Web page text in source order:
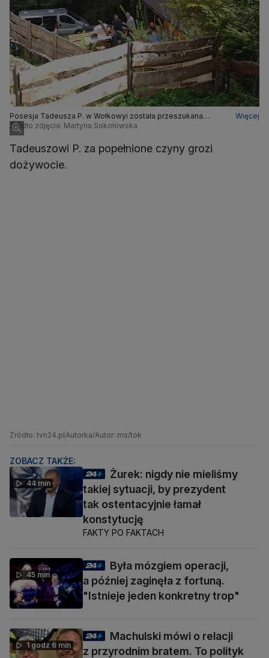
Posesja Tadeusza P. w Wołkowyi została przeszukana
dopiero w maju 2021 roku
Więcej
Źródło zdjęcia: Martyna Sokołowska
Tadeuszowi P. za popełnione czyny grozi
dożywocie.
Źródło: tvn24.pl Autorka/Autor: ms/tok
ZOBACZ TAKŻE:
44 min
Żurek: nigdy nie mieliśmy
takiej sytuacji, by prezydent
tak ostentacyjnie łamał
konstytucję
FAKTY PO FAKTACH
45 min
Była mózgiem operacji,
a później zaginęła z fortuną.
"Istnieje jeden konkretny trop"
1 godz 6 min
Machulski mówi o relacji
z przyrodnim bratem. To polityk